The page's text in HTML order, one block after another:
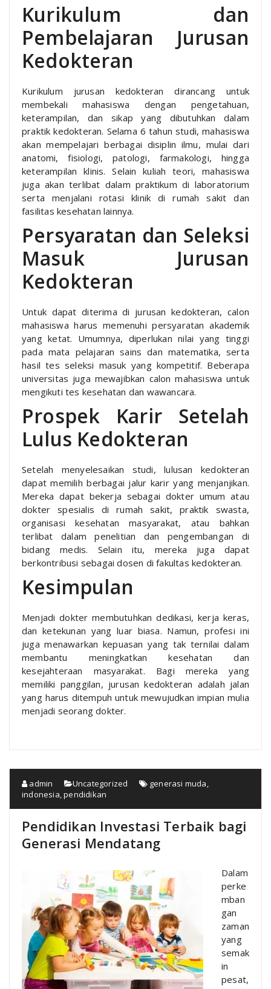
Kurikulum dan
Pembelajaran Jurusan
Kedokteran
Kurikulum jurusan kedokteran dirancang untuk
membekali mahasiswa dengan pengetahuan,
keterampilan, dan sikap yang dibutuhkan dalam
praktik kedokteran. Selama 6 tahun studi, mahasiswa
akan mempelajari berbagai disiplin ilmu, mulai dari
anatomi, fisiologi, patologi, farmakologi, hingga
keterampilan klinis. Selain kuliah teori, mahasiswa
juga akan terlibat dalam praktikum di laboratorium
serta menjalani rotasi klinik di rumah sakit dan
fasilitas kesehatan lainnya.
Persyaratan dan Seleksi
Masuk Jurusan
Kedokteran
Untuk dapat diterima di jurusan kedokteran, calon
mahasiswa harus memenuhi persyaratan akademik
yang ketat. Umumnya, diperlukan nilai yang tinggi
pada mata pelajaran sains dan matematika, serta
hasil tes seleksi masuk yang kompetitif. Beberapa
universitas juga mewajibkan calon mahasiswa untuk
mengikuti tes kesehatan dan wawancara.
Prospek Karir Setelah
Lulus Kedokteran
Setelah menyelesaikan studi, lulusan kedokteran
dapat memilih berbagai jalur karir yang menjanjikan.
Mereka dapat bekerja sebagai dokter umum atau
dokter spesialis di rumah sakit, praktik swasta,
organisasi kesehatan masyarakat, atau bahkan
terlibat dalam penelitian dan pengembangan di
bidang medis. Selain itu, mereka juga dapat
berkontribusi sebagai dosen di fakultas kedokteran.
Kesimpulan
Menjadi dokter membutuhkan dedikasi, kerja keras,
dan ketekunan yang luar biasa. Namun, profesi ini
juga menawarkan kepuasan yang tak ternilai dalam
membantu meningkatkan kesehatan dan
kesejahteraan masyarakat. Bagi mereka yang
memiliki panggilan, jurusan kedokteran adalah jalan
yang harus ditempuh untuk mewujudkan impian mulia
menjadi seorang dokter.
admin Uncategorized generasi muda
indonesia ,pendidikan
Pendidikan Investasi Terbaik bagi
Generasi Mendatang
Dalam
perke
mban
gan
zaman
yang
semak
in
pesat,